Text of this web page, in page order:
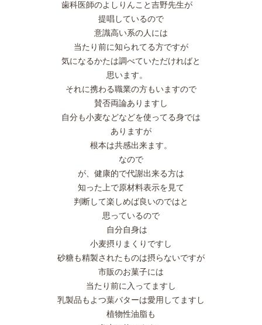
歯科医師のよしりんこと吉野先生が
提唱しているので
意識高い系の人には
当たり前に知られてる方ですが
気になるかたは調べていただければと
思います。
それに携わる職業の方もいますので
賛否両論ありますし
自分も小麦などなどを使ってる身では
ありますが
根本は共感出来ます。
なので
が、健康的で代謝出来る方は
知った上で原材料表示を見て
判断して楽しめば良いのではと
思っているので
自分自身は
小麦摂りまくりですし
砂糖も精製されたものは摂らないですが
市販のお菓子には
当たり前に入ってますし
乳製品もよつ葉バターは愛用してますし
植物性油脂も